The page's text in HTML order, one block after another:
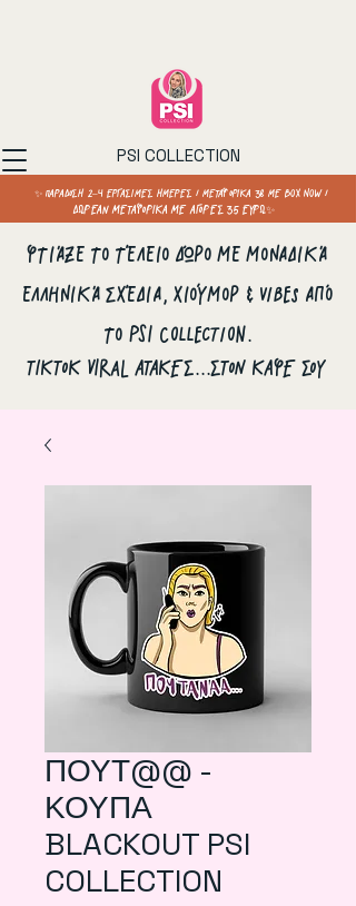
PSI COLLECTION
✨ ΠΑΡΑΔΟΣΗ 2–4 ΕΡΓΑΣΙΜΕΣ ΗΜΕΡΕΣ / ΜΕΤΑΦΟΡΙΚΑ 3€ ΜΕ BOX NOW /
ΔΩΡΕΑΝ ΜΕΤΑΦΟΡΙΚΑ ΜΕ ΑΓΟΡΕΣ 35 ΕΥΡΩ✨
Φτιάξε το τέλειο δώρο με μοναδικά
ελληνικά σχέδια, χιούμορ & vibes από
το PSI Collection.
ΤΙΚΤΟΚ VIRAL ΑΤΑΚΕΣ...ΣΤΟΝ ΚΑΦΕ ΣΟΥ
ΠΟΥΤ@@ -
ΚΟΥΠΑ
BLACKOUT PSI
COLLECTION